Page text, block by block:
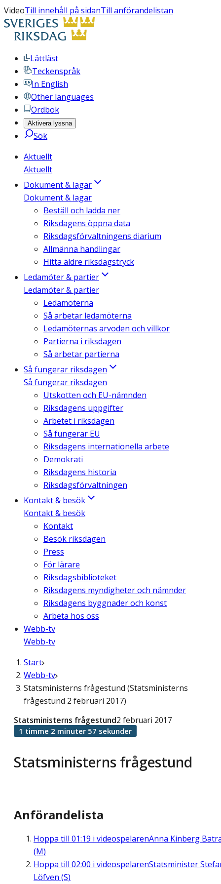
VideoTill innehåll på sidanTill anförandelistan
Lättläst
Teckenspråk
In English
Other languages
Ordbok
Aktivera lyssna
Sök
Aktuellt
Aktuellt
Dokument & lagar
Dokument & lagar
Beställ och ladda ner
Riksdagens öppna data
Riksdagsförvaltningens diarium
Allmänna handlingar
Hitta äldre riksdagstryck
Ledamöter & partier
Ledamöter & partier
Ledamöterna
Så arbetar ledamöterna
Ledamöternas arvoden och villkor
Partierna i riksdagen
Så arbetar partierna
Så fungerar riksdagen
Så fungerar riksdagen
Utskotten och EU-nämnden
Riksdagens uppgifter
Arbetet i riksdagen
Så fungerar EU
Riksdagens internationella arbete
Demokrati
Riksdagens historia
Riksdagsförvaltningen
Kontakt & besök
Kontakt & besök
Kontakt
Besök riksdagen
Press
För lärare
Riksdagsbiblioteket
Riksdagens myndigheter och nämnder
Riksdagens byggnader och konst
Arbeta hos oss
Webb-tv
Webb-tv
Start
Webb-tv
Statsministerns frågestund (Statsministerns
frågestund 2 februari 2017)
Statsministerns frågestund
Statsministerns frågestund2 februari 2017
1 timme 2 minuter 57 sekunder
Anförandelista
Hoppa till 01:19 i videospelarenAnna Kinberg
(M)
Hoppa till 02:00 i videospelarenStatsminister
Löfven (S)